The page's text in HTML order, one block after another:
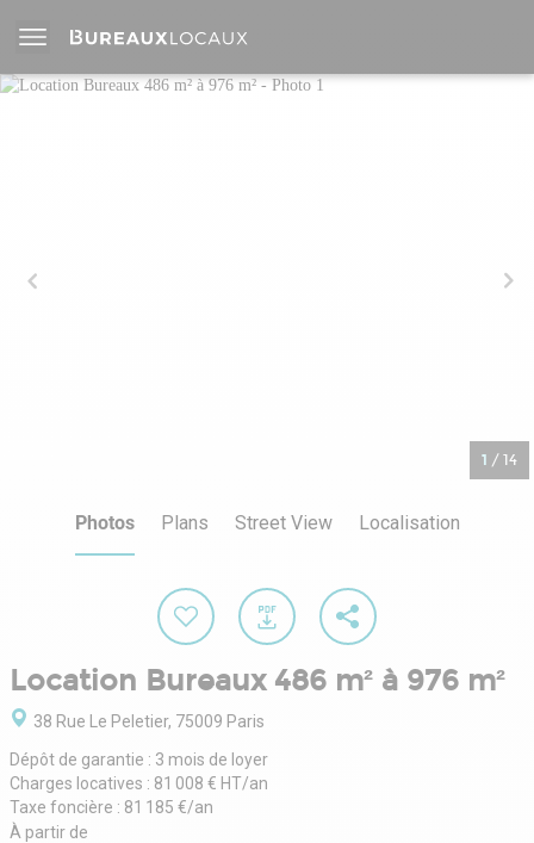
1 / 14
Photos Plans Street View Localisation
Location Bureaux 486 m² à 976 m²
38 Rue Le Peletier, 75009 Paris
Dépôt de garantie : 3 mois de loyer
Charges locatives : 81 008 € HT/an
Taxe foncière : 81 185 €/an
À partir de